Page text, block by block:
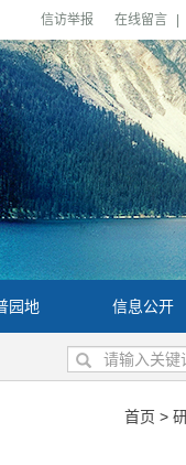
信访举报 在线留言
园地 信息公开
首页 >